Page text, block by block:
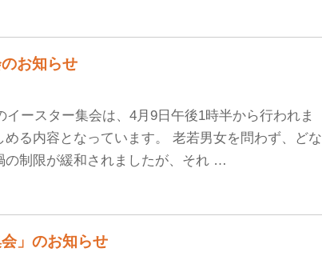
お知らせ
ースター集会は、4月9日午後1時半から行われま
る内容となっています。 老若男女を問わず、どな
の制限が緩和されましたが、それ …
」のお知らせ